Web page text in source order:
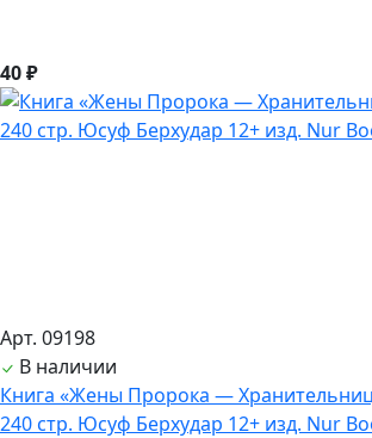
40 ₽
Арт. 09198
В наличии
Книга «Жены Пророка —
240 стр. Юсуф Берхудар 12+ изд. Nur